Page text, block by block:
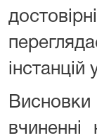
вчиненні